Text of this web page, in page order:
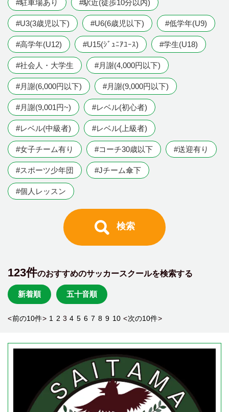
#駐車場あり #駅近(徒歩10分以内)
#U3(3歳児以下) #U6(6歳児以下) #低学年(U9)
#高学年(U12) #U15(ｼﾞｭﾆｱﾕｰｽ) #学生(U18)
#社会人・大学生 #月謝(4,000円以下)
#月謝(6,000円以下) #月謝(9,000円以下)
#月謝(9,001円~) #レベル(初心者)
#レベル(中級者) #レベル(上級者)
#女子チーム有り #コーチ30歳以下 #送迎有り
#スポーツ少年団 #Jチーム傘下
#個人レッスン
検索
123件のおすすめのサッカースクールを検索する
新着順 五十音順
<前の10件> 1 2 3 4 5 6 7 8 9 10 <次の10件>